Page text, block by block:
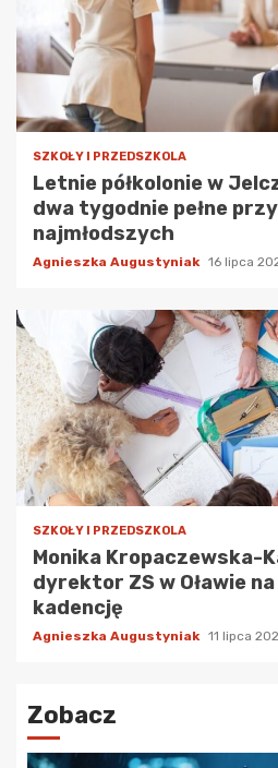
SZKOŁY I PRZEDSZKOLA
Letnie półkolonie w
dwa tygodnie pełne
najmłodszych
Agnieszka Augustyniak 16 lipca
SZKOŁY I PRZEDSZKOLA
Monika Kropaczewska-
dyrektor ZS w Oławie
kadencję
Agnieszka Augustyniak 11 lipca
Zobacz